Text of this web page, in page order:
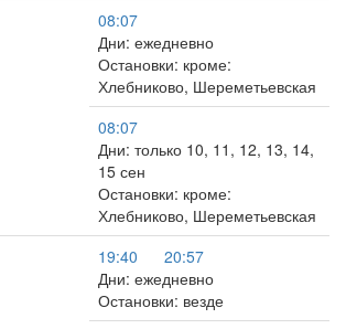
08:07
Дни: ежедневно
Остановки: кроме:
Хлебниково, Шереметьевская
08:07
Дни: только 10, 11, 12, 13, 14,
15 сен
Остановки: кроме:
Хлебниково, Шереметьевская
19:40
20:57
Дни: ежедневно
Остановки: везде